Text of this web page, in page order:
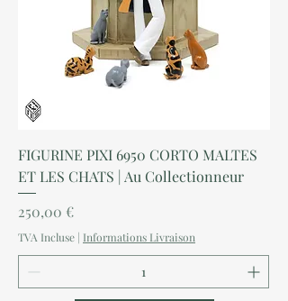
FIGURINE PIXI 6950 CORTO MALTES
ET LES CHATS | Au Collectionneur
Prix
250,00 €
TVA Incluse | Informations Livraison